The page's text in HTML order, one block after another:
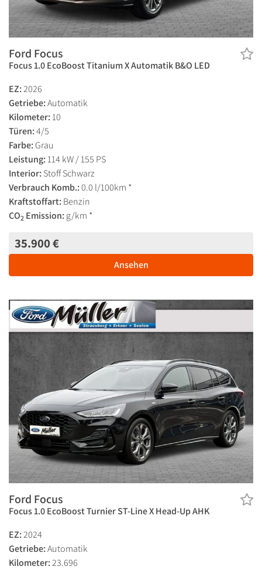
Ford Focus
Focus 1.0 EcoBoost Titanium X Automatik B&O LED
EZ:2026
Getriebe:Automatik
Kilometer: 10
Türen:4/5
Farbe: Grau
Leistung: 114 kW / 155 PS
Interior: Stoff Schwarz
Verbrauch Komb.:0.0 l/100km *
Kraftstoffart: Benzin
CO2 Emission: g/km *
35.900 €
Ansehen
Ford Focus
Focus 1.0 EcoBoost Turnier ST-Line X Head-Up AHK
EZ:2024
Getriebe:Automatik
Kilometer:23.696